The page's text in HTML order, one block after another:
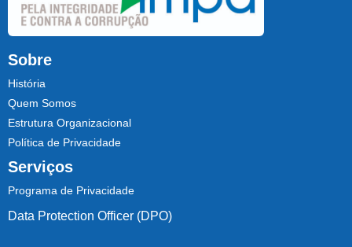
Sobre
História
Quem Somos
Estrutura Organizacional
Política de Privacidade
Serviços
Programa de Privacidade
Data Protection Officer (DPO)